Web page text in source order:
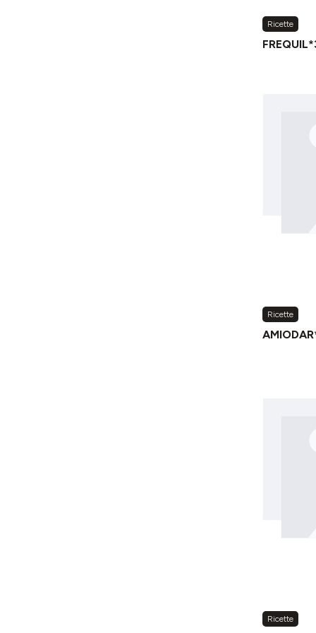
Ricette
Ricette
Ricette